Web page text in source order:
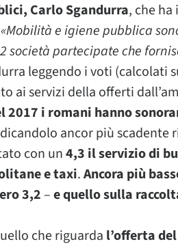
Carlo Sgandurra, che
«Mobilità e igiene pubblica
società partecipate che
leggendo i voti (calcolati
ai servizi della offerti
2017 i romani hanno
ancor più scadente
con un4,3 il servizio di
e taxi.Ancora più
3,2 –e quello sulla
che riguarda l’offerta